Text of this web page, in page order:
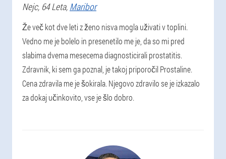
Nejc, 64 Leta, Maribor
Že več kot dve leti z ženo nisva mogla uživati v toplini.
Vedno me je bolelo in presenetilo me je, da so mi pred
slabima dvema mesecema diagnosticirali prostatitis.
Zdravnik, ki sem ga poznal, je takoj priporočil Prostaline.
Cena zdravila me je šokirala. Njegovo zdravilo se je izkazalo
za dokaj učinkovito, vse je šlo dobro.